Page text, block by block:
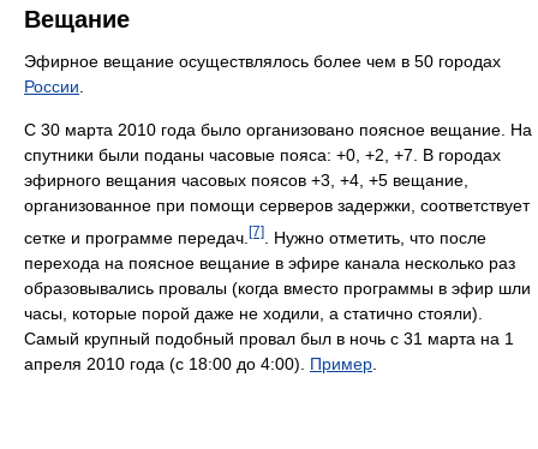
Вещание
Эфирное вещание осуществлялось более чем в 50 городах
России.
С 30 марта 2010 года было организовано поясное вещание. На
спутники были поданы часовые пояса: +0, +2, +7. В городах
эфирного вещания часовых поясов +3, +4, +5 вещание,
организованное при помощи серверов задержки, соответствует
сетке и программе передач. [7]
. Нужно отметить, что после
перехода на поясное вещание в эфире канала несколько раз
образовывались провалы (когда вместо программы в эфир шли
часы, которые порой даже не ходили, а статично стояли).
Самый крупный подобный провал был в ночь с 31 марта на 1
апреля 2010 года (с 18:00 до 4:00). Пример